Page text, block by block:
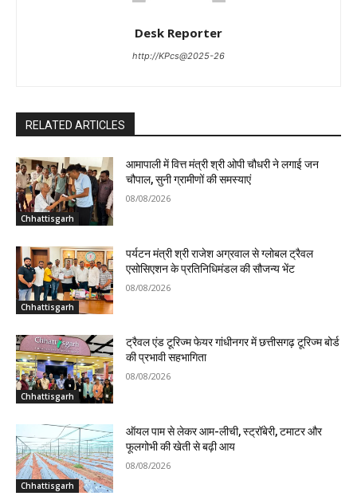
Desk Reporter
http://KPcs@2025-26
RELATED ARTICLES
Chhattisgarh
आमापाली में वित्त मंत्री श्री ओपी चौधरी ने लगाई जन
चौपाल, सुनी ग्रामीणों की समस्याएं
08/08/2026
Chhattisgarh
पर्यटन मंत्री श्री राजेश अग्रवाल से ग्लोबल ट्रैवल
एसोसिएशन के प्रतिनिधिमंडल की सौजन्य भेंट
08/08/2026
Chhattisgarh
ट्रैवल एंड टूरिज्म फेयर गांधीनगर में छत्तीसगढ़ टूरिज्म बोर्ड
की प्रभावी सहभागिता
08/08/2026
Chhattisgarh
ऑयल पाम से लेकर आम-लीची, स्ट्रॉबेरी, टमाटर और
फूलगोभी की खेती से बढ़ी आय
08/08/2026